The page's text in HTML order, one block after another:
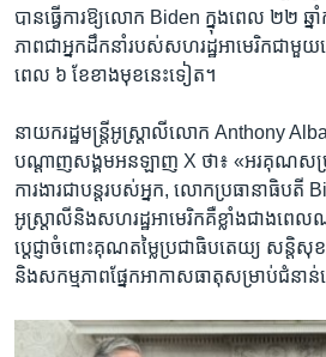
បាន​ធ្វើការ​ឱ្យ​លោក Biden ក្នុង​ពេល ២២ ឆ្
ភាព​ជា​អ្នក​ដឹកនាំ​របស់​សហរដ្ឋ​អាមេរិក​ជាមួ
ពេល ៦ ខែ​ខាងមុខ​នេះ​ទៀត។
នាយករដ្ឋមន្ត្រី​អូស្ត្រាលី​លោក Anthony
បណ្ដាញ​សង្គម​អនឡាញ X ថា៖ «អរគុណ​សម្រ
ការងារ​ជា​បន្ត​របស់​អ្នក, លោក​ប្រធានាធិបតី
អូស្ត្រាលី​និង​សហរដ្ឋ​អាមេរិក​គឺ​ខ្លាំង​ជាង​ពេ
ប្តេជ្ញា​ចំពោះ​គុណតម្លៃ​ប្រជាធិបតេយ្យ សន្តិសុខ​
និង​សកម្មភាព​ផ្នែក​អាកាសធាតុ​សម្រាប់​ជំនា